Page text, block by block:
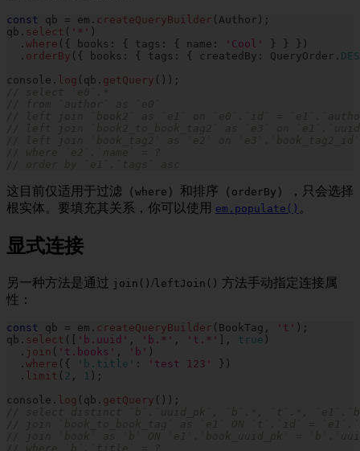
const qb = em . createQueryBuilder ( Author ) ;
qb . select ( '*' )
. where ( { books : { tags : { name : 'Cool' } } } )
. orderBy ( { books : { tags : { createdBy : QueryOrder .
console . log ( qb . getQuery ( ) ) ;
// left join `book2` as `e1` on `e0`.`id` =
// left join `book2_to_book_tag2` as `e3` on
这目前仅适用于过滤（ where ）和排序（ orderBy ），只会选择
根实体。要填充其关系，你可以使用 em.populate() 。
显式连接
另一种方法是通过 join() / leftJoin() 方法手动指定连接属
性：
const qb = em . createQueryBuilder ( BookTag , 't' ) ;
qb . select ( 'b.uuid' , 'b.*' , 't.*' , true )
. join ( 't.books' , 'b' )
. where ( { 'b.title' : 'test 123' } )
. limit ( 2 , 1 ) ;
console . log ( qb . getQuery ( ) ) ;
// select distinct `b`.`uuid_pk`, `b`.*, `t`.*,
// join `book` as `b` ON `e1`.`book_uuid_pk` =